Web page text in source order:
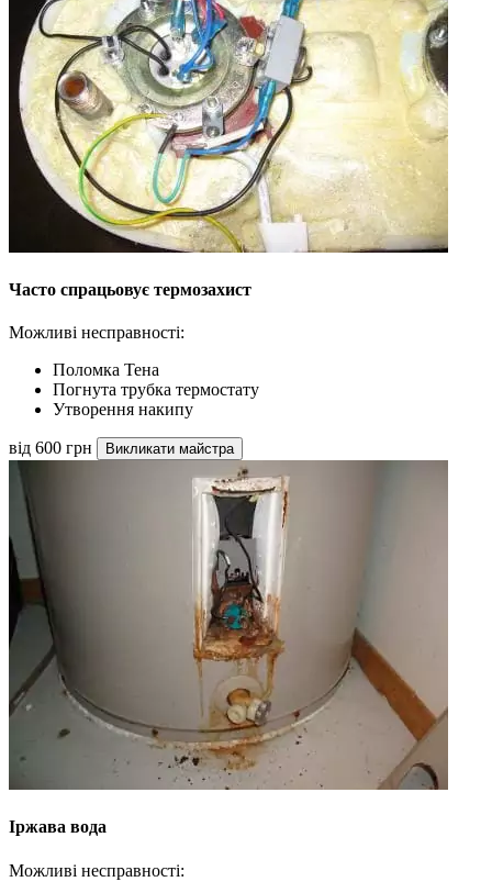
Часто спрацьовує термозахист
Можливі несправності:
Поломка Тена
Погнута трубка термостату
Утворення накипу
від 600 грн Викликати майстра
Іржава вода
Можливі несправності: